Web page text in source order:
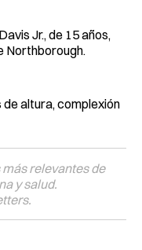
Jr., de 15 años,
Northborough.
altura, complexión
relevantes de
y salud.